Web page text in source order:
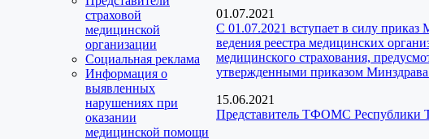
страховой
медицинской
организации
Социальная реклама
Информация о
выявленных
нарушениях при
оказании
медицинской помощи
01.07.2021
С 01.07.2021 вступает в силу
ведения реестра медицинских
медицинского страхования,
утвержденными приказом
15.06.2021
Представитель ТФОМС Республики